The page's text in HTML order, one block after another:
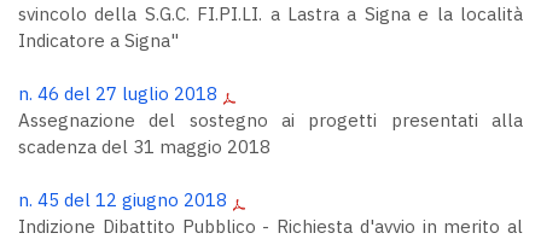
svincolo della S.G.C. FI.PI.LI. a Lastra a Signa e la località
Indicatore a Signa"
n. 46 del 27 luglio 2018
Assegnazione del sostegno ai progetti presentati alla
scadenza del 31 maggio 2018
n. 45 del 12 giugno 2018
Indizione Dibattito Pubblico - Richiesta d'avvio in merito al